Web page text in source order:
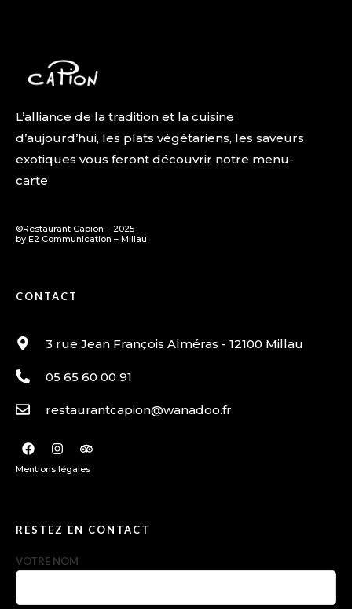
L’alliance de la tradition et la cuisine
d’aujourd’hui, les plats végétariens, les saveurs
exotiques vous feront découvrir notre menu-
carte
©Restaurant Capion – 2025
by E2 Communication – Millau
CONTACT
3 rue Jean François Alméras - 12100 Millau
05 65 60 00 91
restaurantcapion@wanadoo.fr
Mentions légales
RESTEZ EN CONTACT
VOTRE NOM